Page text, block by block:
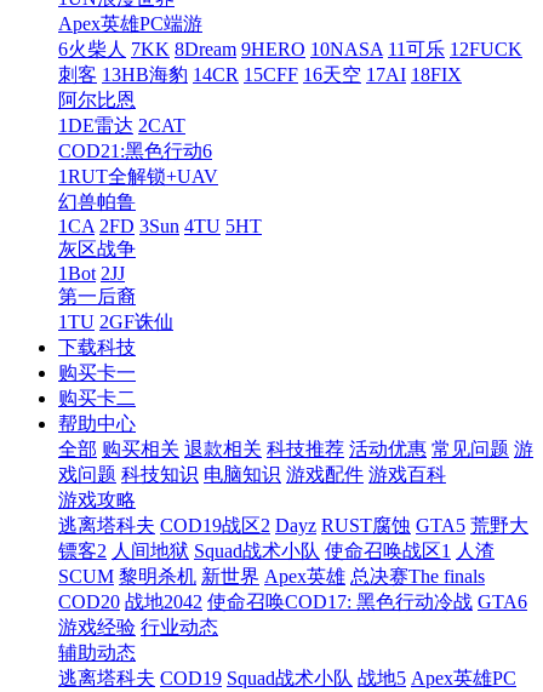
Apex英雄PC端游
6火柴人 7KK 8Dream 9HERO 10NASA 11可乐 12FUCK
刺客 13HB海豹 14CR 15CFF 16天空 17AI 18FIX
阿尔比恩
1DE雷达 2CAT
COD21:黑色行动6
1RUT全解锁+UAV
幻兽帕鲁
1CA 2FD 3Sun 4TU 5HT
灰区战争
1Bot 2JJ
第一后裔
1TU 2GF诛仙
下载科技
购买卡一
购买卡二
帮助中心
全部 购买相关 退款相关 科技推荐 活动优惠 常见问题 游
戏问题 科技知识 电脑知识 游戏配件 游戏百科
游戏攻略
逃离塔科夫 COD19战区2 Dayz RUST腐蚀 GTA5 荒野大
镖客2 人间地狱 Squad战术小队 使命召唤战区1 人渣
SCUM 黎明杀机 新世界 Apex英雄 总决赛The finals
COD20 战地2042 使命召唤COD17: 黑色行动冷战 GTA6
游戏经验 行业动态
辅助动态
逃离塔科夫 COD19 Squad战术小队 战地5 Apex英雄PC